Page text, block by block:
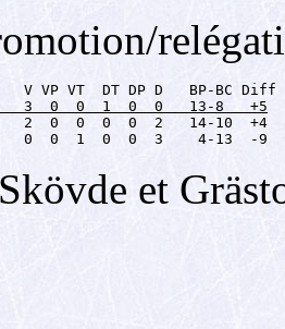
2  0  0  0  0  2   14-10  +4
0  0  1  0  0  3    4-13  -9
et